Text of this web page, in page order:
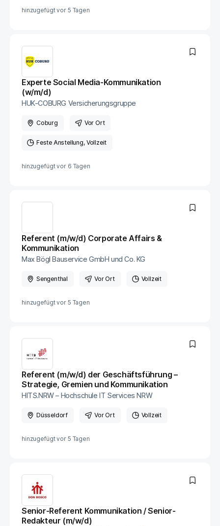
hinzugefügt vor 5 Tagen
Experte Social Media-Kommunikation
(w/m/d)
HUK-COBURG Versicherungsgruppe
Coburg Vor Ort
Feste Anstellung Vollzeit
hinzugefügt vor 6 Tagen
Referent (m/w/d) Corporate Affairs &
Kommunikation
Max Bögl Bauservice GmbH und Co. KG
Sengenthal Vor Ort Vollzeit
hinzugefügt vor 5 Tagen
Referent (m/w/d) der Geschäftsführung –
Strategie, Gremien und Kommunikation
HITS.NRW – Hochschule IT Services NRW
Düsseldorf Vor Ort Vollzeit
hinzugefügt vor 5 Tagen
Senior-Referent Kommunikation / Senior-
Redakteur (m/w/d)